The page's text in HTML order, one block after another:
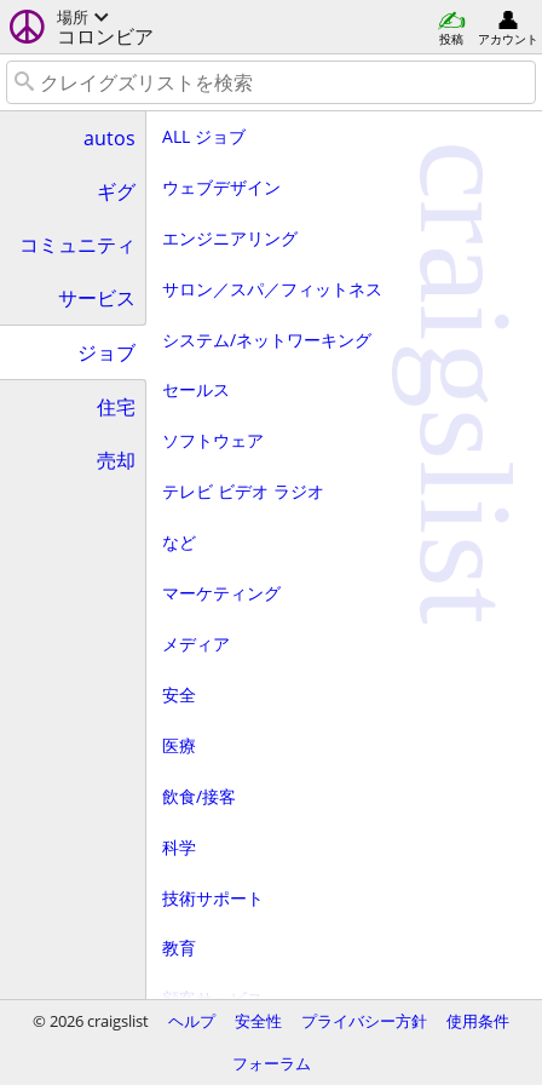
場所
コロンビア 投稿 アカウント
autos
ギグ
コミュニティ
サービス
ジョブ
住宅
売却
ALL ジョブ
ウェブデザイン
エンジニアリング
サロン／スパ／フィットネス
システム/ネットワーキング
セールス
ソフトウェア
テレビ ビデオ ラジオ
など
マーケティング
メディア
安全
医療
飲食/接客
科学
技術サポート
教育
顧客サービス
craigslist
© 2026 craigslist ヘルプ 安全性 プライバシー方針
使用条件
フォーラム